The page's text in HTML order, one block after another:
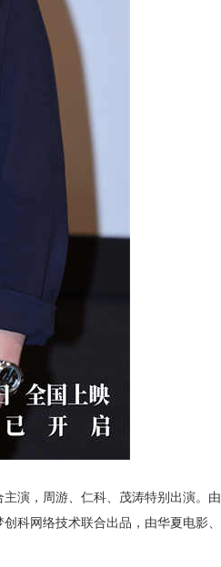
演，周游、仁科、茂涛特别出演。由
科网络技术联合出品，由华夏电影、